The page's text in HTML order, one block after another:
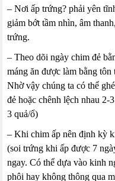
– Nơi ấp trứng? phải yên
giảm bớt tầm nhìn, âm
trứng.
– Theo dõi ngày chim đẻ
máng ăn được làm bằng
Nhờ vậy chúng ta có thể
đẻ hoặc chênh lệch nhau
3 quả/ổ)
– Khi chim ấp nên định kỳ
(soi trứng khi ấp được 7
ngay. Có thể dựa vào kinh
phôi hay không thông qua